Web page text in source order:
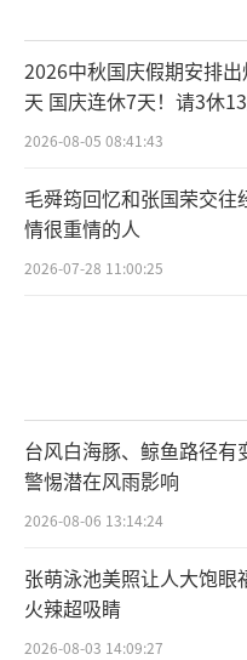
歌手付豪，真
2026中秋国庆假期安排
天 国庆连休7天！请3休
2026-08-05 08:41:43
毛舜筠回忆和张国荣交往
情很重情的人
2026-07-28 11:00:25
台风白海豚、鲸鱼路径有
警惕潜在风雨影响
2026-08-06 13:14:24
张萌泳池美照让人大饱眼
火辣超吸睛
2026-08-03 14:09:27